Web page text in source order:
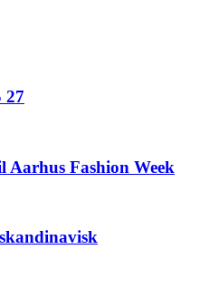
27
Fashion Week